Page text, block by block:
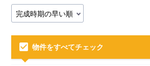
物件をすべてチェック